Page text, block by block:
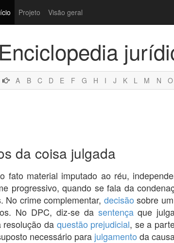
Projeto Visão geral
Enciclopedia
A B C D E F G H I J K L M N O
da coisa julgada
fato material imputado ao réu,
progressivo, quando se fala da
No crime complementar, decisão sobre
No DPC, diz-se da sentençaque
resolução da questão prejudicial, se a
necessário para julgamento da